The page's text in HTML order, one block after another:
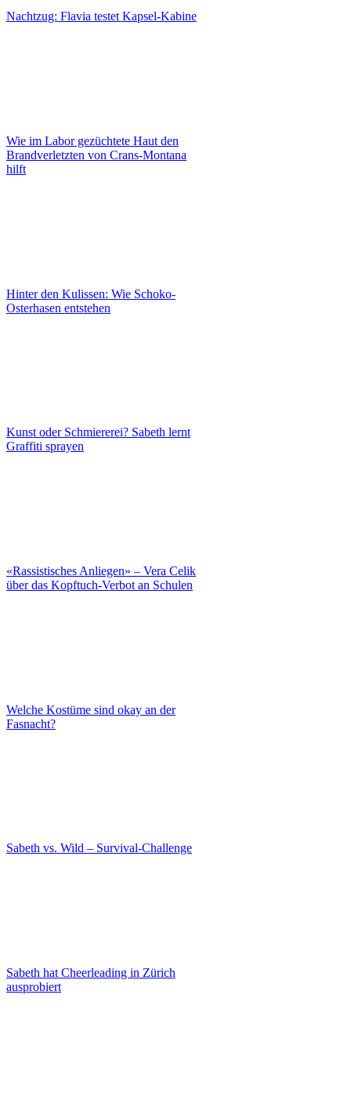
Nachtzug: Flavia testet Kapsel-Kabine
Wie im Labor gezüchtete Haut den
Brandverletzten von Crans-Montana
hilft
Hinter den Kulissen: Wie Schoko-
Osterhasen entstehen
Kunst oder Schmiererei? Sabeth lernt
Graffiti sprayen
«Rassistisches Anliegen» – Vera Celik
über das Kopftuch-Verbot an Schulen
Welche Kostüme sind okay an der
Fasnacht?
Sabeth vs. Wild – Survival-Challenge
Sabeth hat Cheerleading in Zürich
ausprobiert